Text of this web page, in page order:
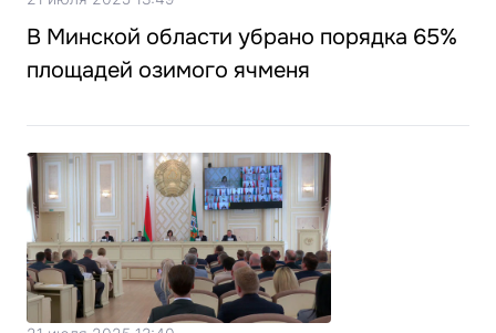
В Минской области убрано порядка 65%
площадей озимого ячменя